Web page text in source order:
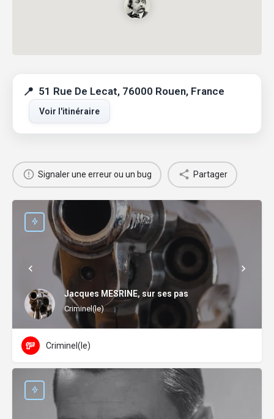
51 Rue De Lecat, 76000 Rouen, France
Voir l'itinéraire
Signaler une erreur ou un bug Partager
Jacques MESRINE, sur ses pas
Criminel(le)
Criminel(le)